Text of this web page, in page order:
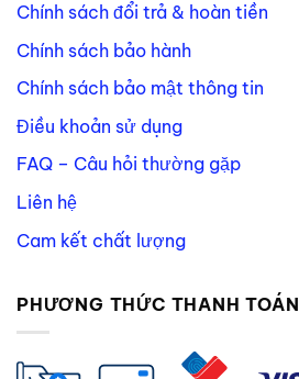
Chính sách đổi trả & hoàn tiền
Chính sách bảo hành
Chính sách bảo mật thông tin
Điều khoản sử dụng
FAQ – Câu hỏi thường gặp
Liên hệ
Cam kết chất lượng
PHƯƠNG THỨC THANH TOÁN